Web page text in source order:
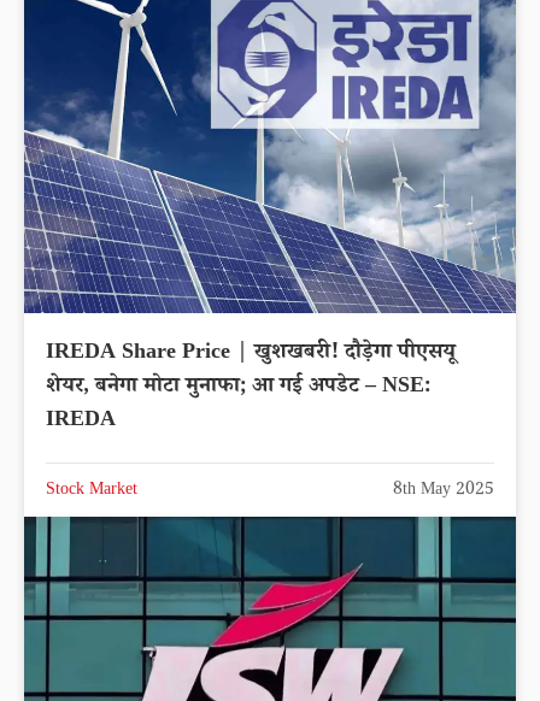
IREDA Share Price | खुशखबरी! दौड़ेगा पीएसयू
शेयर, बनेगा मोटा मुनाफा; आ गई अपडेट – NSE:
IREDA
Stock Market 8th May 2025